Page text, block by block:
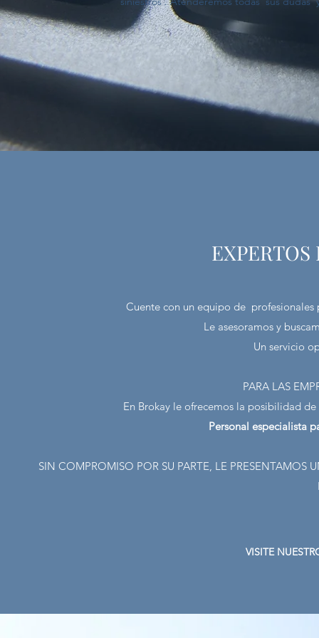
EXPERTOS
Cuente con un equipo de profesionales
Le asesoramos y
Un servicio
PARA LAS
En Brokay le ofrecemos la posibilidad
Personal especialista
SIN COMPROMISO POR SU PARTE, LE PRESENTAMOS
VISITE